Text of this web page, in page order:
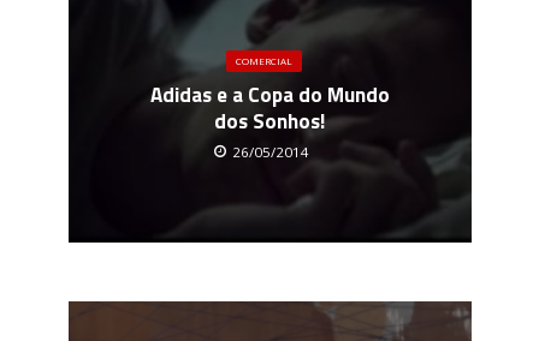
COMERCIAL
Adidas e a Copa do Mundo
dos Sonhos!
26/05/2014